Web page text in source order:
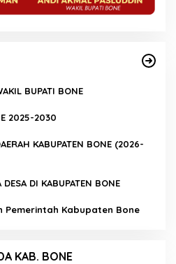
BUPATI BONE
2025-2030
KABUPATEN BONE (2026-
DESA DI KABUPATEN BONE
Kabupaten Bone
KAB. BONE